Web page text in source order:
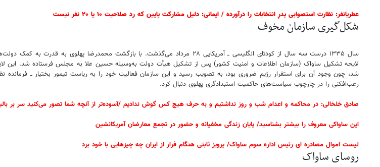
عطریانفر: نظارت استصوابی پدرِ انتخابات را درآورده / ایمانی: دلیل مشارکت پایین که رد صلاحیت ۱۰ یا ۲۰ نفر نیست
شکل‌گیری سازمان مخوف
سال ۱۳۳۵ درست سه سال از کودتای انگلیسی ــ آمریکایی ۲۸ مرداد می‌گذشت. با بازگشت
رعب‌افکنی را در چارچوب سیاست‌های حاکمیت استبدادگری پهلوی دنبال کرد.
صادق خلخالی: در محاکمه و اعدام شب و روز نداشتیم و به حرف هیچ کس گوش ندادیم /آسوده‌تر از آنچه شما تصور می‌کنید سر بر
این ساواکی معروف را بیشتر بشناسید/ پایان زندگی مخفیانه و حضور در تجمع معارضان آمریکانشین
لیست اموال مصادره ای رئیس اداره سوم ساواک/ پرویز ثابتی هنگام فرار از ایران چه چیزهایی با خود برد
روسای ساواک